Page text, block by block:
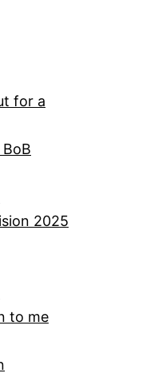
for a
2025
to me